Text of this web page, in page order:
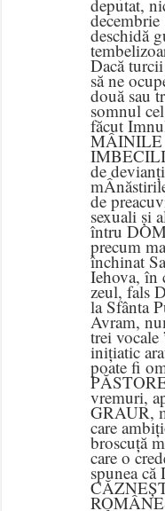
deputat,
decembrie
deschidă
Dacă
să ne
două sau
somnul
făcut
de
de
sexuali și
întru
precum
închinat
Iehova, în
zeul, fals
la Sfânta
Avram,
trei vocale
inițiatic
poate fi
vremuri,
GRAUR,
care
broscuță
care o
spunea